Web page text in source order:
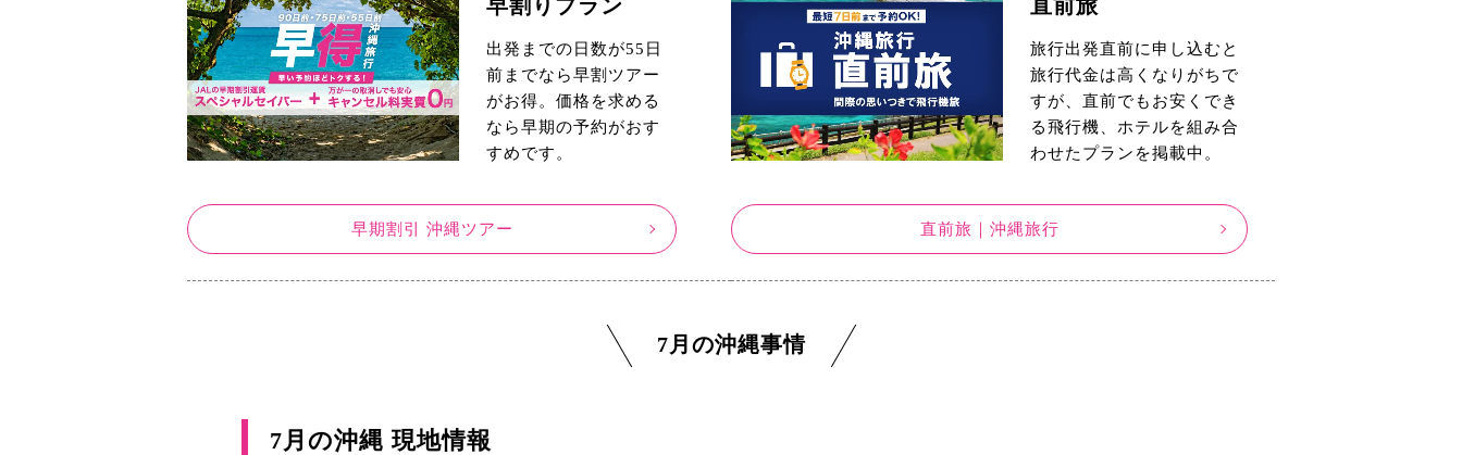
早割りプラン
出発までの日数が55日
前までなら早割ツアー
がお得。価格を求める
なら早期の予約がおす
すめです。
早期割引 沖縄ツアー
直前旅
旅行出発直前に申し込むと
旅行代金は高くなりがちで
すが、直前でもお安くでき
る飛行機、ホテルを組み合
わせたプランを掲載中。
直前旅｜沖縄旅行
7月の沖縄事情
7月の沖縄 現地情報